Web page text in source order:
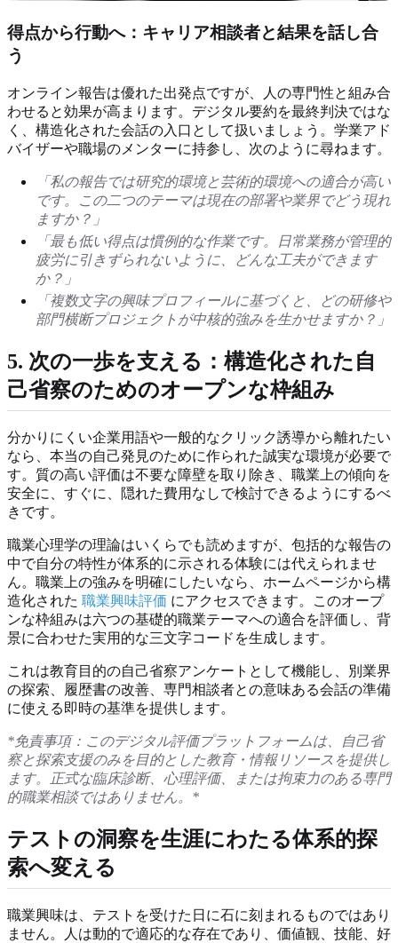
得点から行動へ：キャリア相談者と結果を話し合
う
オンライン報告は優れた出発点ですが、人の専門性と組み合
わせると効果が高まります。デジタル要約を最終判決ではな
く、構造化された会話の入口として扱いましょう。学業アド
バイザーや職場のメンターに持参し、次のように尋ねます。
「私の報告では研究的環境と芸術的環境への適合が高い
です。この二つのテーマは現在の部署や業界でどう現れ
ますか？」
「最も低い得点は慣例的な作業です。日常業務が管理的
疲労に引きずられないように、どんな工夫ができます
か？」
「複数文字の興味プロフィールに基づくと、どの研修や
部門横断プロジェクトが中核的強みを生かせますか？」
5. 次の一歩を支える：構造化された自
己省察のためのオープンな枠組み
分かりにくい企業用語や一般的なクリック誘導から離れたい
なら、本当の自己発見のために作られた誠実な環境が必要で
す。質の高い評価は不要な障壁を取り除き、職業上の傾向を
安全に、すぐに、隠れた費用なしで検討できるようにするべ
きです。
職業心理学の理論はいくらでも読めますが、包括的な報告の
中で自分の特性が体系的に示される体験には代えられませ
ん。職業上の強みを明確にしたいなら、ホームページから構
造化された 職業興味評価 にアクセスできます。このオープ
ンな枠組みは六つの基礎的職業テーマへの適合を評価し、背
景に合わせた実用的な三文字コードを生成します。
これは教育目的の自己省察アンケートとして機能し、別業界
の探索、履歴書の改善、専門相談者との意味ある会話の準備
に使える即時の基準を提供します。
*免責事項：このデジタル評価プラットフォームは、自己省
察と探索支援のみを目的とした教育・情報リソースを提供し
ます。正式な臨床診断、心理評価、または拘束力のある専門
的職業相談ではありません。*
テストの洞察を生涯にわたる体系的探
索へ変える
職業興味は、テストを受けた日に石に刻まれるものではあり
ません。人は動的で適応的な存在であり、価値観、技能、好